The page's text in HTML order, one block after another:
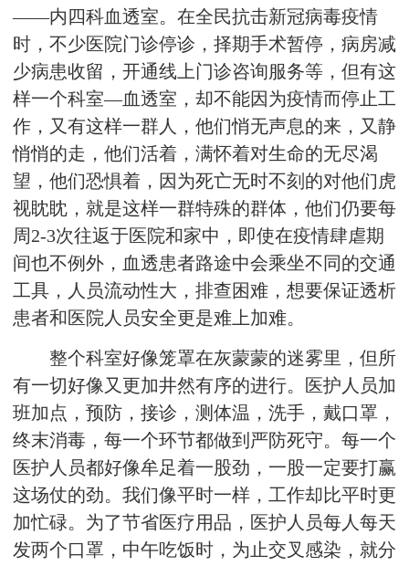
——内四科血透室。在全民抗击新冠病毒疫情
时，不少医院门诊停诊，择期手术暂停，病房减
少病患收留，开通线上门诊咨询服务等，但有这
样一个科室—血透室，却不能因为疫情而停止工
作，又有这样一群人，他们悄无声息的来，又静
悄悄的走，他们活着，满怀着对生命的无尽渴
望，他们恐惧着，因为死亡无时不刻的对他们虎
视眈眈，就是这样一群特殊的群体，他们仍要每
周2-3次往返于医院和家中，即使在疫情肆虐期
间也不例外，血透患者路途中会乘坐不同的交通
工具，人员流动性大，排查困难，想要保证透析
患者和医院人员安全更是难上加难。
整个科室好像笼罩在灰蒙蒙的迷雾里，但所
有一切好像又更加井然有序的进行。医护人员加
班加点，预防，接诊，测体温，洗手，戴口罩，
终末消毒，每一个环节都做到严防死守。每一个
医护人员都好像牟足着一股劲，一股一定要打赢
这场仗的劲。我们像平时一样，工作却比平时更
加忙碌。为了节省医疗用品，医护人员每人每天
发两个口罩，中午吃饭时，为止交叉感染，就分